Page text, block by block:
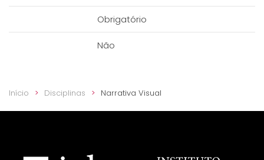
Obrigatório
Não
Início Disciplinas Narrativa Visual